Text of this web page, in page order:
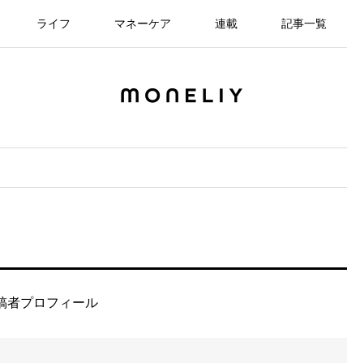
ライフ マネーケア 連載 記事一覧
者プロフィール